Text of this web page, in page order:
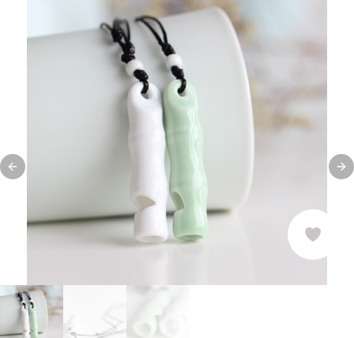
Previous slide